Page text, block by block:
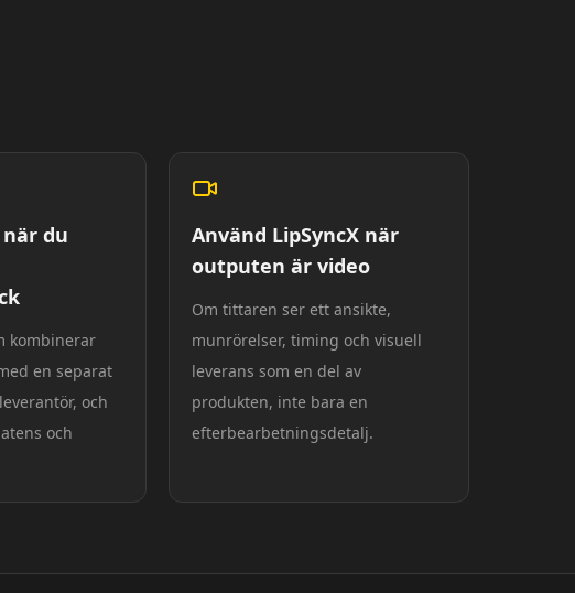
du
kombinerar
en separat
och
och
Använd LipSyncX när
outputen är video
Om tittaren ser ett ansikte,
munrörelser, timing och visuell
leverans som en del av
produkten, inte bara en
efterbearbetningsdetalj.